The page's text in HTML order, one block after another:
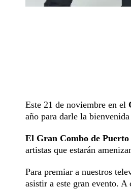
Este 21 de noviembre en el
año para darle la
El Gran Combo de Puerto
artistas que estarán
Para premiar a nuestros
asistir a este gran evento.